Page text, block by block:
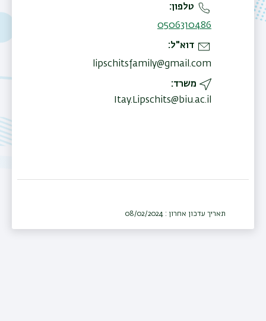
טלפון
0506310486
דוא"ל
lipschitsfamily@gmail.com
משרד
Itay.Lipschits@biu.ac.il
תאריך עדכון אחרון : 08/02/2024